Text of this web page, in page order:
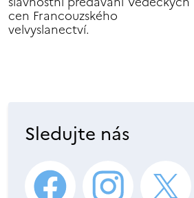
cen Francouzského
velvyslanectví.
Sledujte nás